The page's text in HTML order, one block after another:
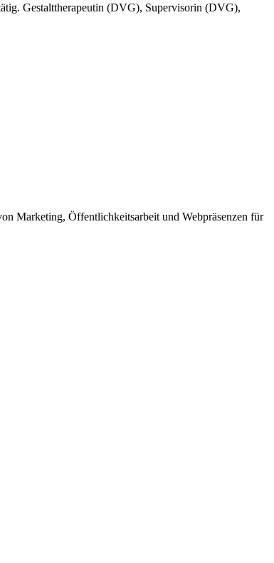
Gestalttherapeutin (DVG), Supervisorin (DVG),
Marketing, Öffentlichkeitsarbeit und Webpräsenzen für